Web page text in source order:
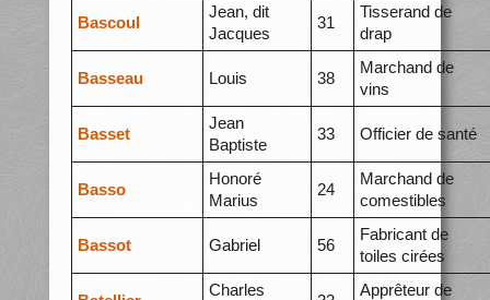
Bascoul
Jean, dit
Jacques
31
Tisserand de
drap
Basseau Louis 38
Marchand de
vins
Basset
Jean
Baptiste
33 Officier de santé
Basso
Honoré
Marius
24
Marchand de
comestibles
Bassot Gabriel 56
Fabricant de
toiles cirées
Charles
Apprêteur de